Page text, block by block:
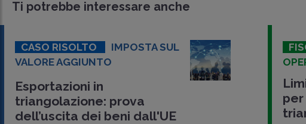
Ti potrebbe interessare anche
CASO RISOLTO
IMPOSTA SUL
VALORE AGGIUNTO
Esportazioni in
triangolazione: prova
dell’uscita dei beni dall'UE